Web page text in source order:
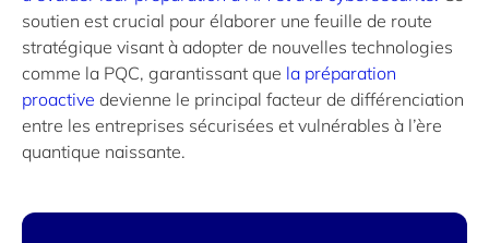
soutien est crucial pour élaborer une feuille de route
stratégique visant à adopter de nouvelles technologies
comme la PQC, garantissant que la préparation
proactive devienne le principal facteur de différenciation
entre les entreprises sécurisées et vulnérables à l’ère
quantique naissante.